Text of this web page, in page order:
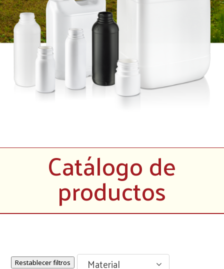
Catálogo de
productos
Restablecer filtros
Material